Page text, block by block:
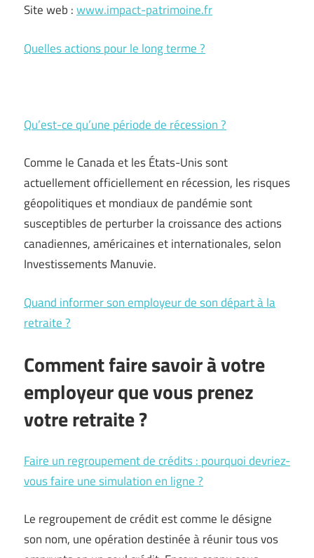
Site web :www.impact-patrimoine.fr
Quelles actions pour le long terme ?
Qu’est-ce qu’une période de récession ?
Comme le Canada et les États-Unis sont
actuellement officiellement en récession, les risques
géopolitiques et mondiaux de pandémie sont
susceptibles de perturber la croissance des actions
canadiennes, américaines et internationales, selon
Investissements Manuvie.
Quand informer son employeur de son départ à la
retraite ?
Comment faire savoir à votre
employeur que vous prenez
votre retraite ?
Faire un regroupement de crédits : pourquoi devriez-
vous faire une simulation en ligne ?
Le regroupement de crédit est comme le désigne
son nom, une opération destinée à réunir tous vos